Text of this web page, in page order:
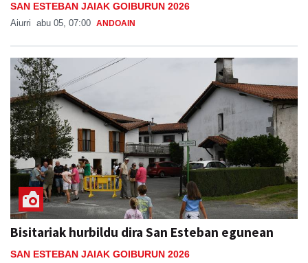
SAN ESTEBAN JAIAK GOIBURUN 2026
Aiurri abu 05, 07:00 ANDOAIN
Bisitariak hurbildu dira San Esteban egunean
SAN ESTEBAN JAIAK GOIBURUN 2026